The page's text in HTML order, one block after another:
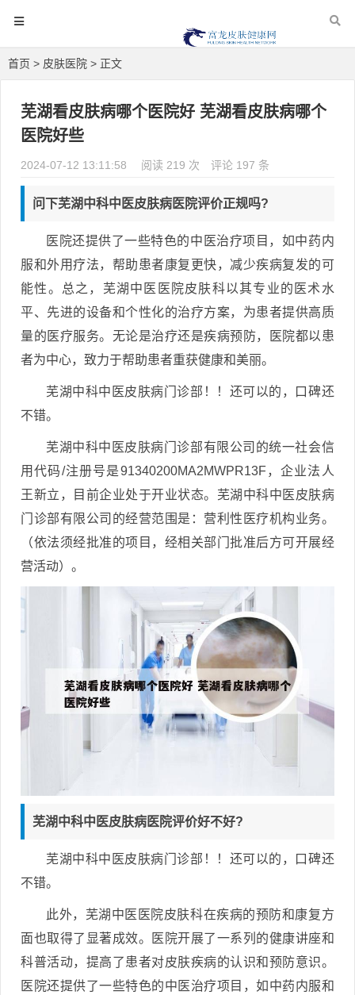
首页 > 皮肤医院 > 正文
芜湖看皮肤病哪个医院好 芜湖看皮肤病哪个
医院好些
2024-07-12 13:11:58 阅读 219 次 评论 197 条
问下芜湖中科中医皮肤病医院评价正规吗?
医院还提供了一些特色的中医治疗项目，如中药内
服和外用疗法，帮助患者康复更快，减少疾病复发的可
能性。总之，芜湖中医医院皮肤科以其专业的医术水
平、先进的设备和个性化的治疗方案，为患者提供高质
量的医疗服务。无论是治疗还是疾病预防，医院都以患
者为中心，致力于帮助患者重获健康和美丽。
芜湖中科中医皮肤病门诊部！！还可以的，口碑还
不错。
芜湖中科中医皮肤病门诊部有限公司的统一社会信
用代码/注册号是91340200MA2MWPR13F，企业法人
王新立，目前企业处于开业状态。芜湖中科中医皮肤病
门诊部有限公司的经营范围是：营利性医疗机构业务。
（依法须经批准的项目，经相关部门批准后方可开展经
营活动）。
芜湖中科中医皮肤病医院评价好不好?
芜湖中科中医皮肤病门诊部！！还可以的，口碑还
不错。
此外，芜湖中医医院皮肤科在疾病的预防和康复方
面也取得了显著成效。医院开展了一系列的健康讲座和
科普活动，提高了患者对皮肤疾病的认识和预防意识。
医院还提供了一些特色的中医治疗项目，如中药内服和